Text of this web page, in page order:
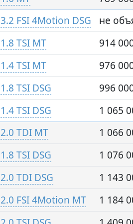
3.2 FSI 4Motion DSG
не
1.8 TSI MT
914
1.4 TSI MT
976
1.8 TSI DSG
996
1.4 TSI DSG
1 065
2.0 TDI MT
1 066
1.8 TSI DSG
1 076
2.0 TDI DSG
1 143
2.0 FSI 4Motion MT
1 184